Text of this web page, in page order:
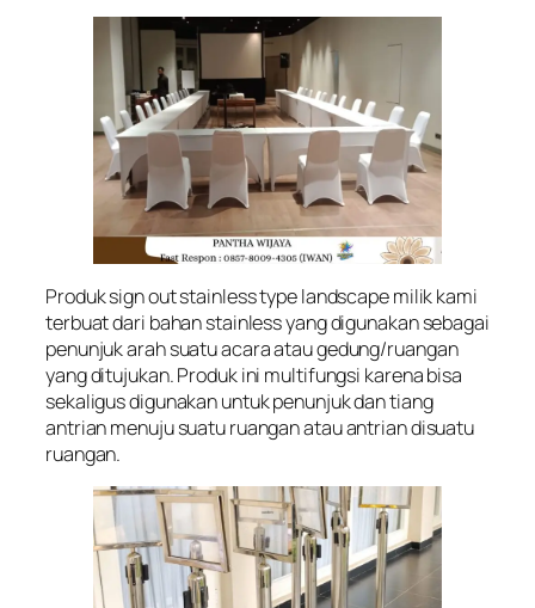
Produk sign out stainless type landscape milik kami
terbuat dari bahan stainless yang digunakan sebagai
penunjuk arah suatu acara atau gedung/ruangan
yang ditujukan. Produk ini multifungsi karena bisa
sekaligus digunakan untuk penunjuk dan tiang
antrian menuju suatu ruangan atau antrian disuatu
ruangan.